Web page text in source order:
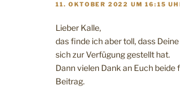
11. OKTOBER 2022 UM 16:15
Lieber Kalle,
das finde ich aber toll, dass
sich zur Verfügung gestellt hat.
Dann vielen Dank an Euch beide
Beitrag.